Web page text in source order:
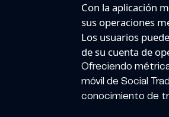
Con la aplicación
sus operaciones
Los usuarios
de su cuenta de
Ofreciendo
móvil de Social
conocimiento de